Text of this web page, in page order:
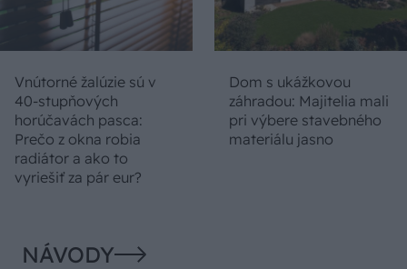
Vnútorné žalúzie sú v
40-stupňových
horúčavách pasca:
Prečo z okna robia
radiátor a ako to
vyriešiť za pár eur?
Dom s ukážkovou
záhradou: Majitelia mali
pri výbere stavebného
materiálu jasno
NÁVODY